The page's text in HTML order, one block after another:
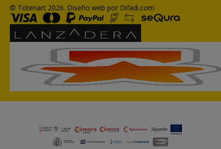
© Totenart 2026. Diseño web por Difadi.com